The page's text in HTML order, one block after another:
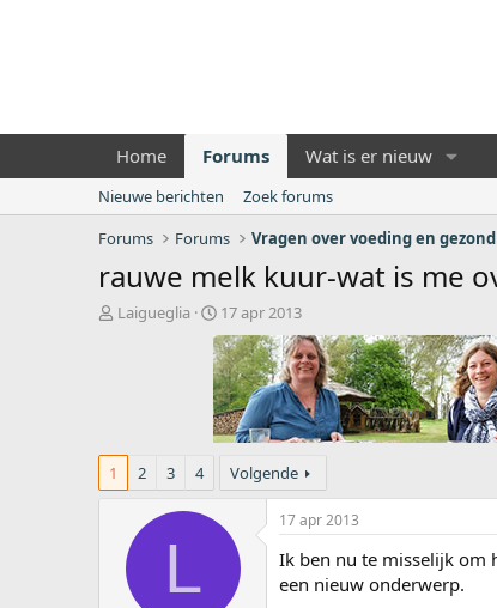
Home Forums Wat is er nieuw
Nieuwe berichten
Zoek forums
Forums
Forums Vragen over voeding en
rauwe melk kuur-wat is me
O
r
Laigueglia
S
t
a
r
t
d
a
17 apr 2013
1 2 3 4 Volgende
L
17 apr 2013
Ik ben nu te misselijk om
een nieuw onderwerp.